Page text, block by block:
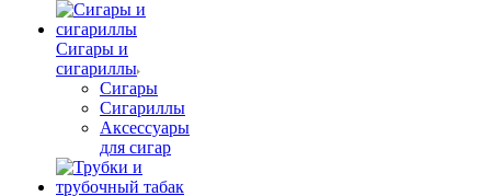
Сигары и
сигариллы
Сигары
Сигариллы
Аксессуары
для сигар